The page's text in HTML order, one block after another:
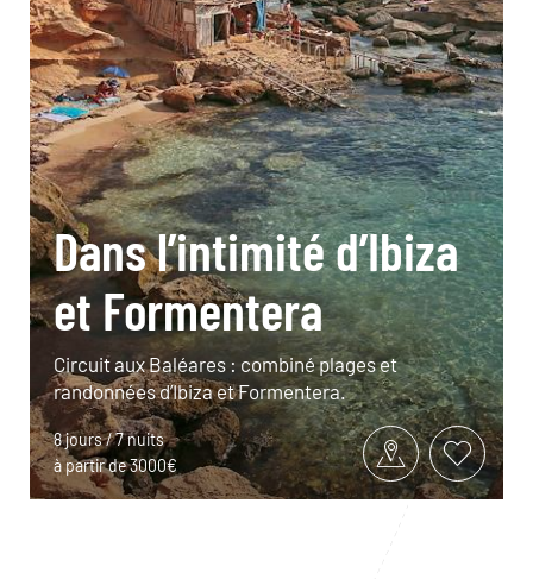
Dans l’intimité d’Ibiza
et Formentera
Circuit aux Baléares : combiné plages et
randonnées d’Ibiza et Formentera.
8 jours / 7 nuits
à partir de 3000€